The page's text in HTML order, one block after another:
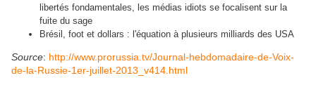
libertés fondamentales, les médias idiots se focalisent sur la
fuite du sage
Brésil, foot et dollars : l'équation à plusieurs milliards des USA
Source: http://www.prorussia.tv/Journal-hebdomadaire-de-Voix-
de-la-Russie-1er-juillet-2013_v414.html